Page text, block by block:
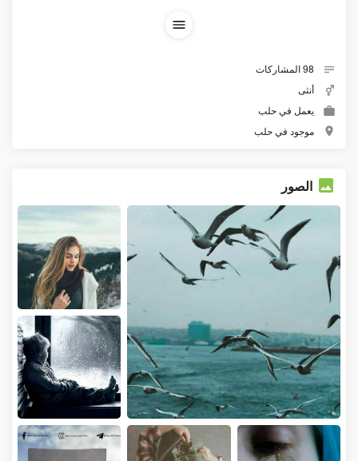
98المشاركات
أنثى
يعمل في حلب
موجود في حلب
الصور